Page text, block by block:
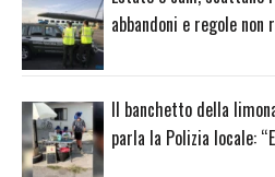
abbandoni e regole
Il banchetto della
parla la Polizia locale: